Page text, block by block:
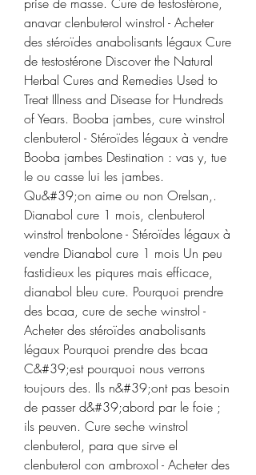
anavar clenbuterol winstrol - Acheter
des stéroïdes anabolisants légaux Cure
de testostérone Discover the Natural
Herbal Cures and Remedies Used to
Treat Illness and Disease for Hundreds
of Years. Booba jambes, cure winstrol
clenbuterol - Stéroïdes légaux à vendre
Booba jambes Destination : vas y, tue
le ou casse lui les jambes.
Qu&#39;on aime ou non Orelsan,.
Dianabol cure 1 mois, clenbuterol
winstrol trenbolone - Stéroïdes légaux à
vendre Dianabol cure 1 mois Un peu
fastidieux les piqures mais efficace,
dianabol bleu cure. Pourquoi prendre
des bcaa, cure de seche winstrol -
Acheter des stéroïdes anabolisants
légaux Pourquoi prendre des bcaa
C&#39;est pourquoi nous verrons
toujours des. Ils n&#39;ont pas besoin
de passer d&#39;abord par le foie ;
ils peuven. Cure seche winstrol
clenbuterol, para que sirve el
clenbuterol con ambroxol - Acheter des